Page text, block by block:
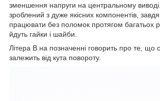
зменшення напруги на центральному
зроблений з дуже якісних компонентів,
працювати без поломок протягом багатьох
йдуть гайки і шайби.
Літера B на позначенні говорить про те, що
залежить від кута повороту.